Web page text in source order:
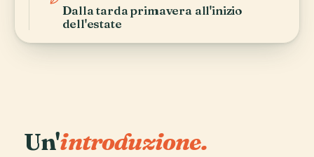
Dalla tarda primavera all'inizio
dell'estate
Un'introduzione.